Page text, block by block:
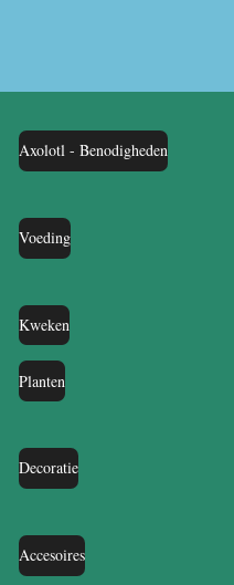
Axolotl - Benodigheden
Voeding
Kweken
Planten
Decoratie
Accesoires